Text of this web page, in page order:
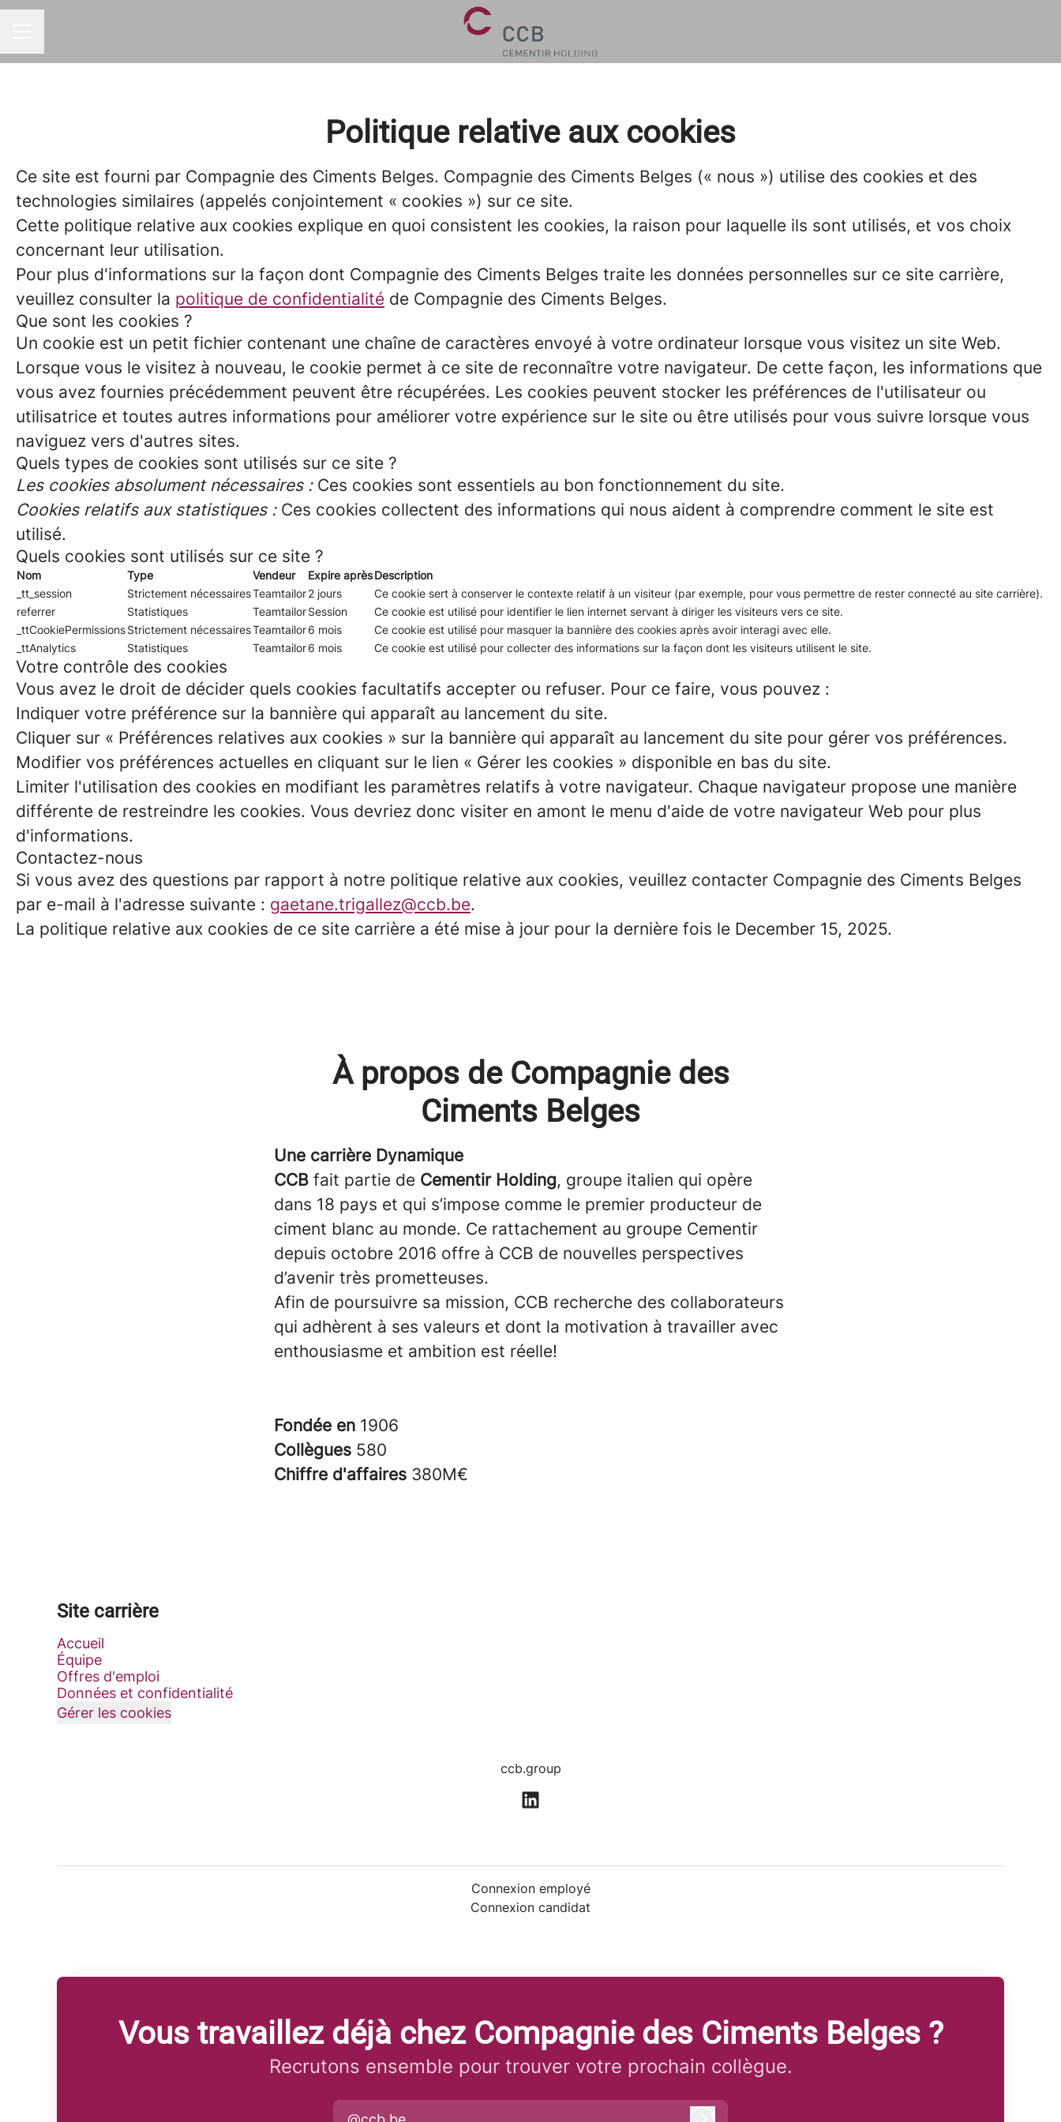
Politique relative aux cookies
Ce site est fourni par Compagnie des Ciments Belges. Compagnie des Ciments Belges (« nous ») utilise des cookies et des
technologies similaires (appelés conjointement « cookies ») sur ce site.
Cette politique relative aux cookies explique en quoi consistent les cookies, la raison pour laquelle ils sont utilisés, et vos choix
concernant leur utilisation.
Pour plus d'informations sur la façon dont Compagnie des Ciments Belges traite les données personnelles sur ce site carrière,
veuillez consulter la politique de confidentialité de Compagnie des Ciments Belges.
Que sont les cookies ?
Un cookie est un petit fichier contenant une chaîne de caractères envoyé à votre ordinateur lorsque vous visitez un site Web.
Lorsque vous le visitez à nouveau, le cookie permet à ce site de reconnaître votre navigateur. De cette façon, les informations que
vous avez fournies précédemment peuvent être récupérées. Les cookies peuvent stocker les préférences de l'utilisateur ou
utilisatrice et toutes autres informations pour améliorer votre expérience sur le site ou être utilisés pour vous suivre lorsque vous
naviguez vers d'autres sites.
Quels types de cookies sont utilisés sur ce site ?
Les cookies absolument nécessaires :Ces cookies sont essentiels au bon fonctionnement du site.
Cookies relatifs aux statistiques :Ces cookies collectent des informations qui nous aident à comprendre comment le site est
utilisé.
Quels cookies sont utilisés sur ce site ?
Nom Type Vendeur Expire aprèsDescription
_tt_session
Strictement nécessairesTeamtailor2 jours
Ce cookie sert à conserver le contexte relatif à un visiteur (par exemple, pour vous permettre de rester connecté au site carrière).
referrer
Statistiques TeamtailorSession
Ce cookie est utilisé pour identifier le lien internet servant à diriger les visiteurs vers ce site.
_ttCookiePermissionsStrictement nécessairesTeamtailor6 mois
Ce cookie est utilisé pour masquer la bannière des cookies après avoir interagi avec elle.
_ttAnalytics
Statistiques Teamtailor6 mois Ce cookie est utilisé pour collecter des informations sur la façon dont les visiteurs utilisent le site.
Votre contrôle des cookies
Vous avez le droit de décider quels cookies facultatifs accepter ou refuser. Pour ce faire, vous pouvez :
Indiquer votre préférence sur la bannière qui apparaît au lancement du site.
Cliquer sur « Préférences relatives aux cookies » sur la bannière qui apparaît au lancement du site pour gérer vos préférences.
Modifier vos préférences actuelles en cliquant sur le lien « Gérer les cookies » disponible en bas du site.
Limiter l'utilisation des cookies en modifiant les paramètres relatifs à votre navigateur. Chaque navigateur propose une manière
différente de restreindre les cookies. Vous devriez donc visiter en amont le menu d'aide de votre navigateur Web pour plus
d'informations.
Contactez-nous
Si vous avez des questions par rapport à notre politique relative aux cookies, veuillez contacter Compagnie des Ciments Belges
par e-mail à l'adresse suivante : gaetane.trigallez@ccb.be.
La politique relative aux cookies de ce site carrière a été mise à jour pour la dernière fois le December 15, 2025.
À propos de Compagnie des
Ciments Belges
Une carrière Dynamique
CCB fait partie de Cementir Holding, groupe italien qui opère
dans 18 pays et qui s’impose comme le premier producteur de
ciment blanc au monde. Ce rattachement au groupe Cementir
depuis octobre 2016 offre à CCB de nouvelles perspectives
d’avenir très prometteuses.
Afin de poursuivre sa mission, CCB recherche des collaborateurs
qui adhèrent à ses valeurs et dont la motivation à travailler avec
enthousiasme et ambition est réelle!
Fondée en 1906
Collègues 580
Chiffre d'affaires 380M€
Site carrière
Accueil
Équipe
Offres d'emploi
Données et confidentialité
Gérer les cookies
ccb.group
Connexion employé
Connexion candidat
Vous travaillez déjà chez Compagnie des Ciments Belges ?
Recrutons ensemble pour trouver votre prochain collègue.